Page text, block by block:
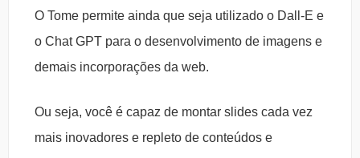
O Tome permite ainda que seja utilizado o Dall-E e
o Chat GPT para o desenvolvimento de imagens e
demais incorporações da web.
Ou seja, você é capaz de montar slides cada vez
mais inovadores e repleto de conteúdos e